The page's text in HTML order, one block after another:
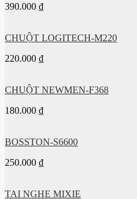
390.000 ₫
CHUỘT LOGITECH-M220
220.000 ₫
CHUỘT NEWMEN-F368
180.000 ₫
BOSSTON-S6600
250.000 ₫
TAI NGHE MIXIE